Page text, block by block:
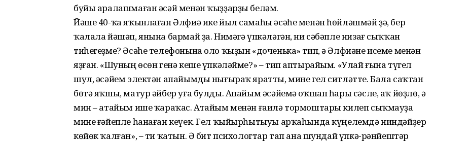
буйы аралашмаған әсәй менән ҡыҙҙарҙы беләм.
Йәше 40-ҡа яҡынлаған Әлфиә ике йыл самаһы әсәһе менән һөйләшмәй ҙә, бер
ҡалала йәшәп, янына бармай ҙа. Нимәгә үпкәләгән, ни сәбәпле низағ сыҡҡан
тиһегеҙме? Әсәһе телефонына оло ҡыҙын «доченька» тип, ә Әлфиәне исеме менән
яҙған. «Шуның өсөн генә кеше үпкәләйме?» – тип аптырайым. «Улай ғына түгел
шул, әсәйем электән апайымды нығыраҡ яратты, мине гел ситләтте. Бала саҡтан
бөтә яҡшы, матур әйбер уға булды. Апайым әсәйемә оҡшап һары сәсле, аҡ йөҙлө, ә
мин – атайым ише ҡараҡас. Атайым менән ғаилә тормоштары килеп сыҡмауҙа
мине ғәйепле һанаған кеүек. Гел ҡыйырһытыуы арҡаһында күңелемдә ниндәйҙер
көйөк ҡалған», – ти ҡатын. Ә бит психологтар тап ана шундай үпкә-рәнйештәр